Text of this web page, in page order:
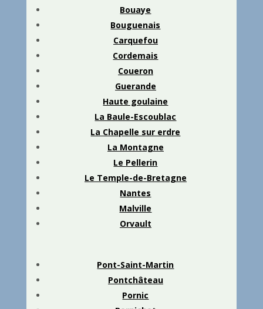
Bouaye
Bouguenais
Carquefou
Cordemais
Coueron
Guerande
Haute goulaine
La Baule-Escoublac
La Chapelle sur erdre
La Montagne
Le Pellerin
Le Temple-de-Bretagne
Nantes
Malville
Orvault
Pont-Saint-Martin
Pontchâteau
Pornic